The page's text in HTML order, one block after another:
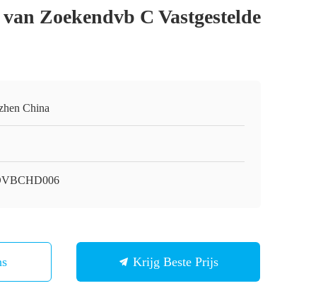
Zoekendvb C Vastgestelde
China
Krijg Beste Prijs